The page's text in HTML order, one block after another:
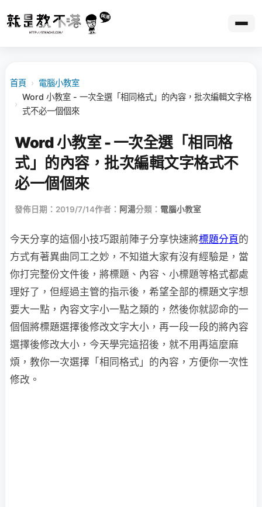
首頁 › 電腦小教室
›
Word 小教室 - 一次全選「相同格式」的內容，批次編輯文字格
式不必一個個來
Word 小教室 - 一次全選「相同格
式」的內容，批次編輯文字格式不
必一個個來
發佈日期：2019/7/14作者： 阿湯分類： 電腦小教室
今天分享的這個小技巧跟前陣子分享快速將標題分頁的
方式有著異曲同工之妙，不知道大家有沒有經驗是，當
你打完整份文件後，將標題、內容、小標題等格式都處
理好了，但經過主管的指示後，希望全部的標題文字想
要大一點，內容文字小一點之類的，然後你就認命的一
個個將標題選擇後修改文字大小，再一段一段的將內容
選擇後修改大小，今天學完這招後，就不用再這麼麻
煩，教你一次選擇「相同格式」的內容，方便你一次性
修改。